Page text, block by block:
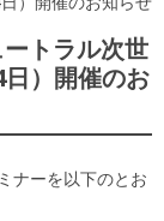
ートラル次世
）開催のお
ナーを以下のとお